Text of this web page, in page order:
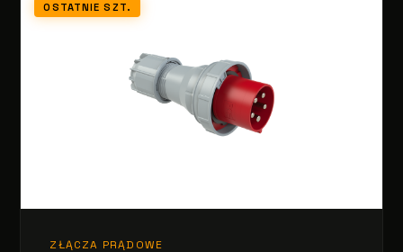
OSTATNIE SZT.
ZŁĄCZA PRĄDOWE